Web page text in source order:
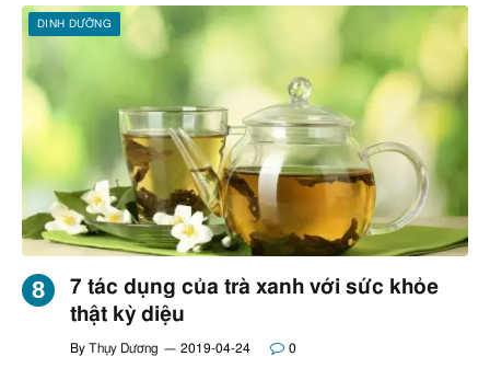
DINH DƯỠNG
7 tác dụng của trà xanh với sức khỏe
thật kỳ diệu
By Thụy Dương 2019-04-24 0